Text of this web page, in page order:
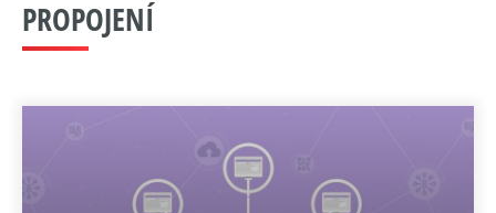
PROPOJENÍ